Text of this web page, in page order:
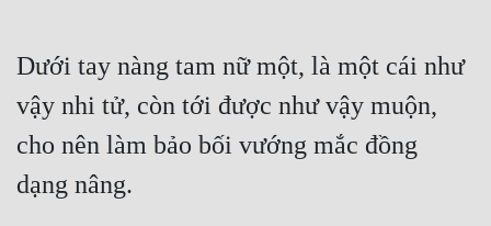
Dưới tay nàng tam nữ một, là một cái như
vậy nhi tử, còn tới được như vậy muộn,
cho nên làm bảo bối vướng mắc đồng
dạng nâng.